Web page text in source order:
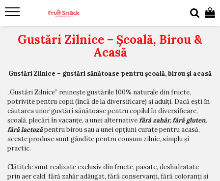
Gustări Zilnice – Școală, Birou &
Acasă
Gustări Zilnice – gustări sănătoase pentru școală, birou și acasă
„Gustări Zilnice” reunește gustările 100% naturale din fructe,
potrivite pentru copii (încă de la diversificare) și adulți. Dacă ești în
căutarea unor gustări sănătoase pentru copilul în diversificare,
școală, plecări în vacanțe, a unei alternativefără zahăr, fără gluten,
fără lactozăpentru birou sau a unei opțiuni curate pentru acasă,
aceste produse sunt gândite pentru consum zilnic, simplu și
practic.
Clătitele sunt realizate exclusiv din fructe, pasate, deshidratate
prin aer cald, fără zahăr adăugat, fără conservanți, fără coloranți și